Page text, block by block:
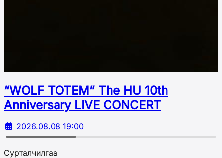
“WOLF TOTEM” The HU 10th
Аnniversary LIVE CONCERT
2026.08.08 19:00
Сурталчилгаа